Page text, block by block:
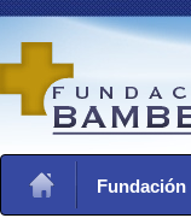
Fundación